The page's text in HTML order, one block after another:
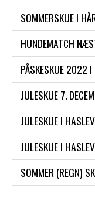
SOMMERSKUE I
HUNDEMATCH
PÅSKESKUE 2022 I
JULESKUE 7.
JULESKUE I
JULESKUE I
SOMMER (REGN)